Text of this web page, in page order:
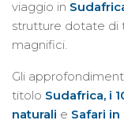
viaggio in
strutture dotate di
magnifici.
Gli
titolo Sudafrica, i
naturali e Safari